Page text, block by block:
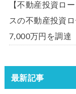
【不動産投資ロ
スの不動産投資
7,000万円を調達
最新記事